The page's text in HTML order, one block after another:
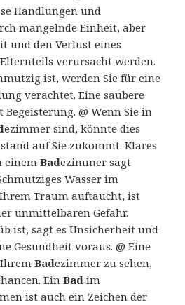
Handlungen und
mangelnde Einheit, aber
und den Verlust eines
verursacht werden.
ist, werden Sie für eine
verachtet. Eine saubere
Begeisterung. @ Wenn Sie in
ezimmer sind, könnte dies
auf Sie zukommt. Klares
einemBadezimmer sagt
Wasser im
Traum auftaucht, ist
unmittelbaren Gefahr.
ist, sagt es Unsicherheit und
Gesundheit voraus. @ Eine
IhremBadezimmer zu sehen,
EinBad im
ist auch ein Zeichen der